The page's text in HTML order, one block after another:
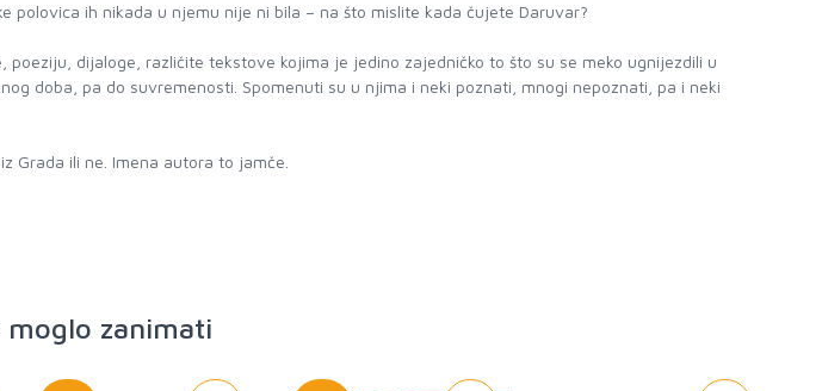
ih nikada u njemu nije ni bila – na što mislite kada čujete Daruvar?
dijaloge, različite tekstove kojima je jedino zajedničko to što su se meko ugnijezdili u
doba, pa do suvremenosti. Spomenuti su u njima i neki poznati, mnogi nepoznati, pa i neki
Grada ili ne. Imena autora to jamče.
moglo zanimati